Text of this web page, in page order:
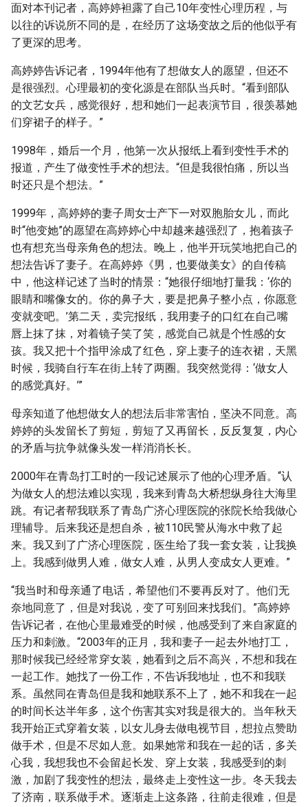
面对本刊记者，高婷婷袒露了自己10年变性心理历程，与
以往的诉说所不同的是，在经历了这场变故之后的他似乎有
了更深的思考。
高婷婷告诉记者，1994年他有了想做女人的愿望，但还不
是很强烈。心理最初的变化源是在部队当兵时。“看到部队
的文艺女兵，感觉很好，想和她们一起表演节目，很羡慕她
们穿裙子的样子。”
1998年，婚后一个月，他第一次从报纸上看到变性手术的
报道，产生了做变性手术的想法。“但是我很怕痛，所以当
时还只是个想法。”
1999年，高婷婷的妻子周女士产下一对双胞胎女儿，而此
时“他变她”的愿望在高婷婷心中却越来越强烈了，抱着孩子
也有想充当母亲角色的想法。晚上，他半开玩笑地把自己的
想法告诉了妻子。在高婷婷《男，也要做美女》的自传稿
中，他这样记述了当时的情景：“她很仔细地打量我：‘你的
眼睛和嘴像女的。你的鼻子大，要是把鼻子整小点，你愿意
变就变吧。’第二天，卖完报纸，我用妻子的口红在自己嘴
唇上抹了抹，对着镜子笑了笑，感觉自己就是个性感的女
孩。我又把十个指甲涂成了红色，穿上妻子的连衣裙，天黑
时候，我骑自行车在街上转了两圈。我突然觉得：‘做女人
的感觉真好。’”
母亲知道了他想做女人的想法后非常害怕，坚决不同意。高
婷婷的头发留长了剪短，剪短了又再留长，反反复复，内心
的矛盾与抗争就像头发一样消消长长。
2000年在青岛打工时的一段记述展示了他的心理矛盾。“认
为做女人的想法难以实现，我来到青岛大桥想纵身往大海里
跳。有记者帮我联系了青岛广济心理医院的张院长给我做心
理辅导。后来我还是想自杀，被110民警从海水中救了起
来。我又到了广济心理医院，医生给了我一套女装，让我换
上。我感到做男人难，做女人难，从男人变成女人更难。”
“我当时和母亲通了电话，希望他们不要再反对了。他们无
奈地同意了，但是对我说，变了可别回来找我们。”高婷婷
告诉记者，在他心里最难受的时候，他感受到了来自家庭的
压力和刺激。“2003年的正月，我和妻子一起去外地打工，
那时候我已经经常穿女装，她看到之后不高兴，不想和我在
一起工作。她找了一份工作，不告诉我地址，也不和我联
系。虽然同在青岛但是我和她联系不上了，她不和我在一起
的时间长达半年多，这个伤害其实对我是很大的。当年秋天
我开始正式穿着女装，以女儿身去做电视节目，想拉点赞助
做手术，但是不尽如人意。如果她常和我在一起的话，多关
心我，我想我也不会留起长发、穿上女装，我感受到的刺
激，加剧了我变性的想法，最终走上变性这一步。冬天我去
了济南，联系做手术。逐渐走上这条路，往前走很难，但是